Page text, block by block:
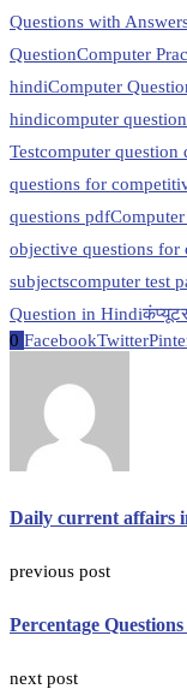
Questions with
QuestionComputer
hindiComputer
hindicomputer
Testcomputer question
questions for
questions pdf
objective questions for
subjectscomputer test
Question in Hindi
0 FacebookTwitter
Daily current affairs
previous post
Percentage
next post